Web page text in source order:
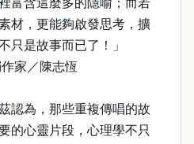
富含這麼多的隱喻；而若
材，更能夠啟發思考，擴
只是故事而已了！」
家／陳志恆
認為，那些重複傳唱的故
的心靈片段，心理學不只